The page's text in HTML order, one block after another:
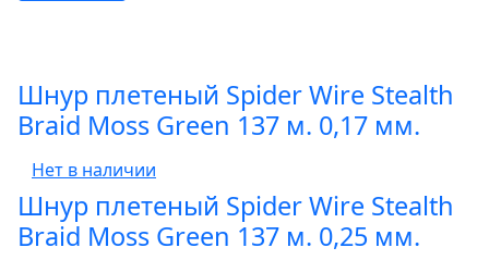
Шнур плетеный Spider Wire Stealth
Braid Moss Green 137 м. 0,17 мм.
Нет в наличии
Шнур плетеный Spider Wire Stealth
Braid Moss Green 137 м. 0,25 мм.